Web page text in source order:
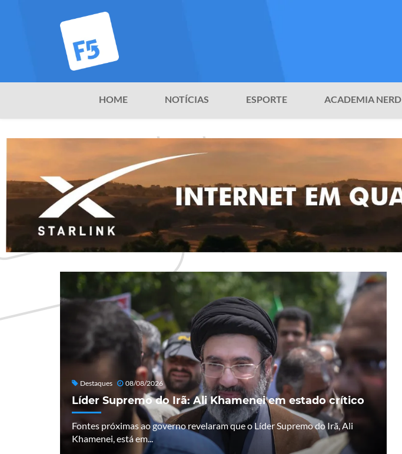
HOME NOTÍCIAS ESPORTE ACADEMIA NERD
Destaques 08/08/2026
Líder Supremo do Irã: Ali Khamenei em estado crítico
Fontes próximas ao governo revelaram que o Líder Supremo do Irã, Ali
Khamenei, está em...